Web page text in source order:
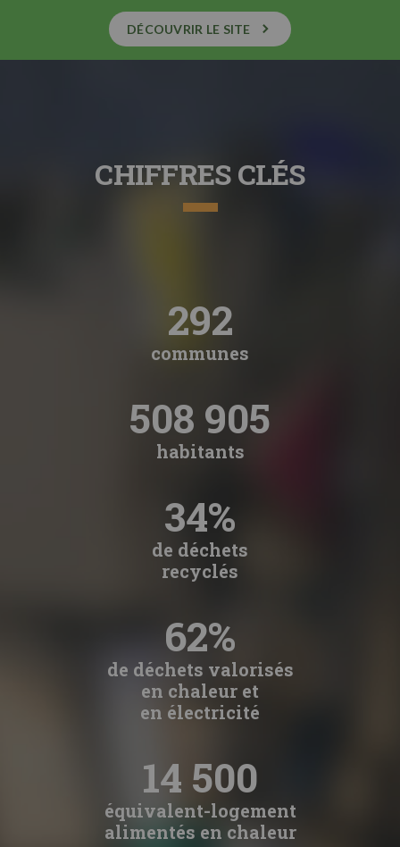
DÉCOUVRIR LE SITE
CHIFFRES CLÉS
292
communes
508 905
habitants
34%
de déchets
recyclés
62%
de déchets valorisés
en chaleur et
en électricité
14 500
équivalent-logement
alimentés en chaleur